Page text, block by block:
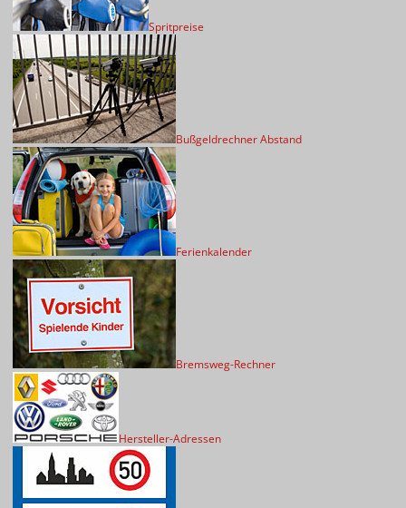
Spritpreise
Bußgeldrechner Abstand
Ferienkalender
Bremsweg-Rechner
Hersteller-Adressen